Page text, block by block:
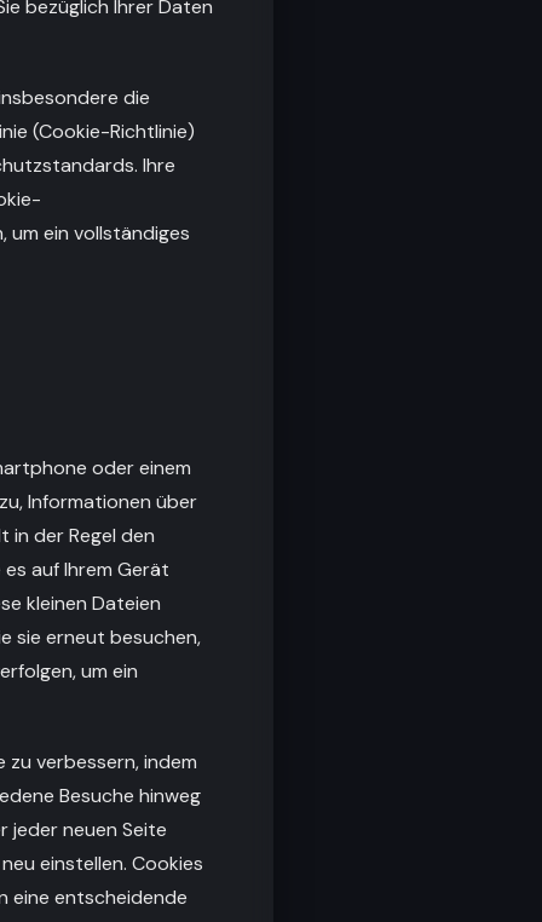
bezüglich Ihrer Daten
die
(Cookie-Richtlinie)
Ihre
um ein vollständiges
oder einem
Informationen über
in der Regel den
auf Ihrem Gerät
kleinen Dateien
sie erneut besuchen,
um ein
verbessern, indem
Besuche hinweg
jeder neuen Seite
einstellen. Cookies
eine entscheidende